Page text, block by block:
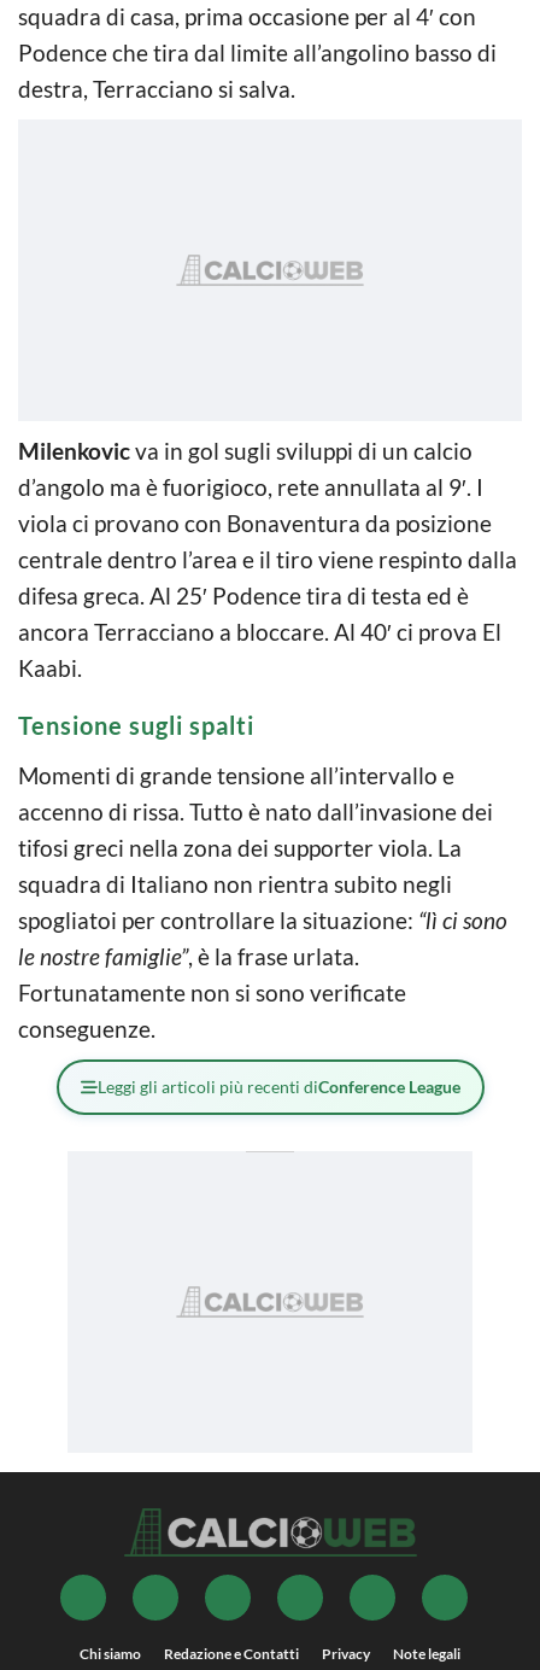
squadra di casa, prima occasione per al 4′ con
Podence che tira dal limite all’angolino basso di
destra, Terracciano si salva.
Milenkovicva in gol sugli sviluppi di un calcio
d’angolo ma è fuorigioco, rete annullata al 9′. I
viola ci provano con Bonaventura da posizione
centrale dentro l’area e il tiro viene respinto dalla
difesa greca. Al 25′ Podence tira di testa ed è
ancora Terracciano a bloccare. Al 40′ ci prova El
Kaabi.
Tensione sugli spalti
Momenti di grande tensione all’intervallo e
accenno di rissa. Tutto è nato dall’invasione dei
tifosi greci nella zona dei supporter viola. La
squadra di Italiano non rientra subito negli
spogliatoi per controllare la situazione: “lì ci sono
le nostre famiglie”, è la frase urlata.
Fortunatamente non si sono verificate
conseguenze.
Leggi gli articoli più recenti diConference League
Chi siamo Redazione e Contatti Privacy Note legali